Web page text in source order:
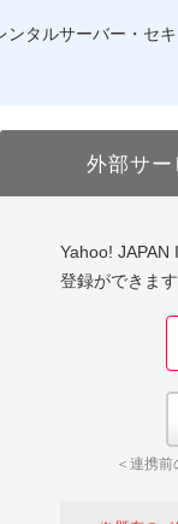
WHOIS検索 以下
以
タルサーバー・セ
外部サー
Yahoo! JAPAN
登録ができます
＜連携